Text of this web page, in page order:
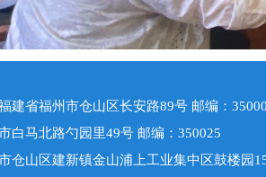
建省福州市仓山区长安路89号 邮编：
白马北路勺园里49号 邮编：350025
仓山区建新镇金山浦上工业集中区鼓楼园